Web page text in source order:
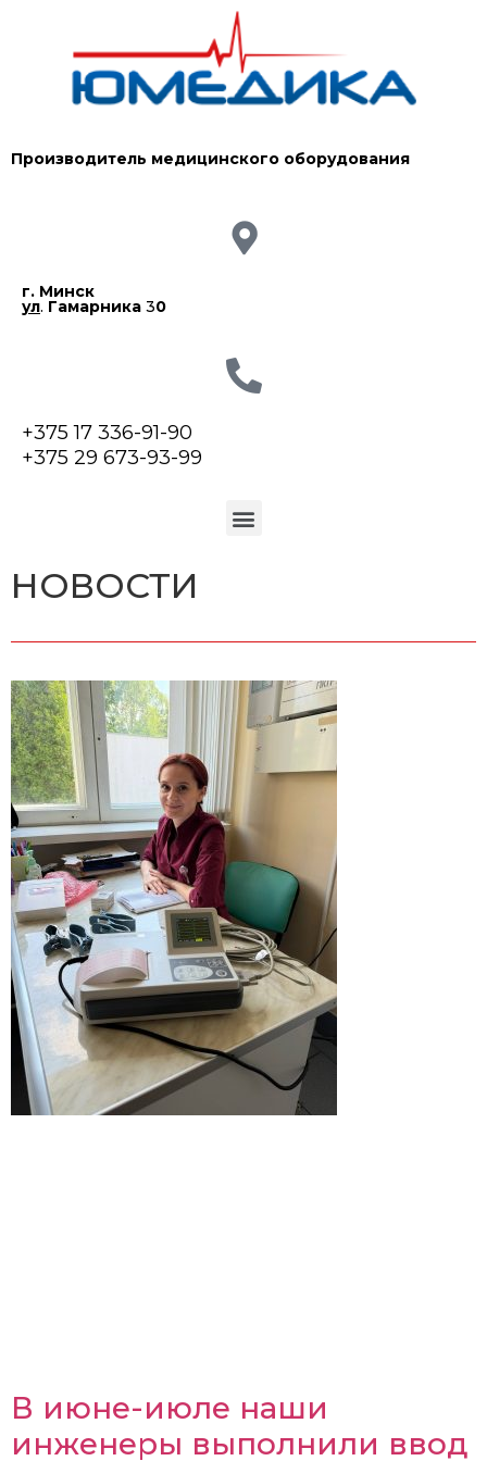
Производитель медицинского оборудования
г. Минск
ул. Гамарника 30
+375 17 336-91-90
+375 29 673-93-99
НОВОСТИ
В июне-июле наши
инженеры выполнили ввод